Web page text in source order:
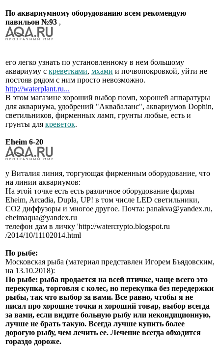
По аквариумному оборудованию всем рекомендую
павильон №93 ,
его легко узнать по установленному в нем большому
аквариуму с креветками, мхами и почвопокровкой, уйти не
постояв рядом с ним просто невозможно.
http://waterplant.ru...
В этом магазине хороший выбор помп, хорошей аппаратуры
для аквариума, удобрений "Аквабаланс", аквариумов Dophin,
светильников, фирменных ламп, грунты любые, есть и
грунты для креветок.
Eheim 6-20
у Виталия линия, торгующая фирменным оборудование, что
на линии аквариумов:
На этой точке есть есть различное оборудование фирмы
Eheim, Arcadia, Dupla, UP! в том числе LED светильники,
СО2 диффузоры и многое другое. Почта: panakva@yandex.ru,
eheimaqua@yandex.ru
телефон дам в личку 'http://watercrypto.blogspot.ru
/2014/10/11102014.html
По рыбе:
Московская рыба (материал представлен Игорем Бъядовским,
на 13.10.2018):
По рыбе: рыба продается на всей птичке, чаще всего это
перекупка, торговля с колес, но перекупка без передержки
рыбы, так что выбор за вами. Все равно, чтобы я не
писал про хорошие точки и хороший товар, выбор всегда
за вами, если видите больную рыбу или некондиционную,
лучше не брать такую. Всегда лучше купить более
дорогую рыбу, чем лечить ее. Лечение всегда обходится
гораздо дороже.